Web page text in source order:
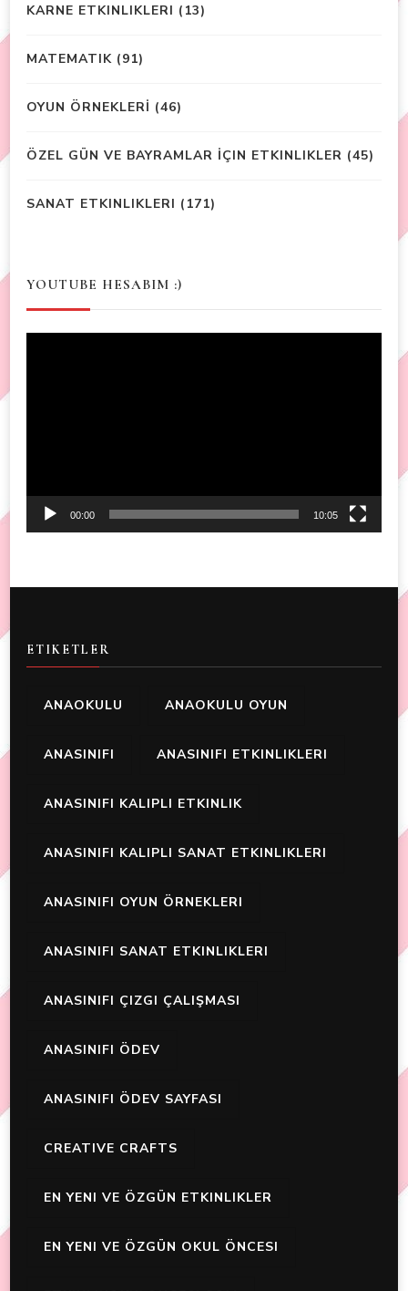
KARNE ETKINLIKLERI (13)
MATEMATIK (91)
OYUN ÖRNEKLERİ (46)
ÖZEL GÜN VE BAYRAMLAR İÇIN ETKINLIKLER (45)
SANAT ETKINLIKLERI (171)
YOUTUBE HESABIM :)
00:00 10:05
ETIKETLER
ANAOKULU ANAOKULU OYUN
ANASINIFI ANASINIFI ETKINLIKLERI
ANASINIFI KALIPLI ETKINLIK
ANASINIFI KALIPLI SANAT ETKINLIKLERI
ANASINIFI OYUN ÖRNEKLERI
ANASINIFI SANAT ETKINLIKLERI
ANASINIFI ÇIZGI ÇALIŞMASI
ANASINIFI ÖDEV
ANASINIFI ÖDEV SAYFASI
CREATIVE CRAFTS
EN YENI VE ÖZGÜN ETKINLIKLER
EN YENI VE ÖZGÜN OKUL ÖNCESI